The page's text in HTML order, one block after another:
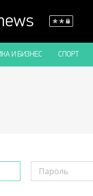
И БИЗНЕС СПОРТ